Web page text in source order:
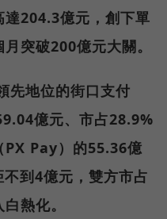
204.3億元，創下單
突破200億元大關。
先地位的街口支付
億元、市占28.9%
PX Pay）的55.36億
到4億元，雙方市占
熱化。